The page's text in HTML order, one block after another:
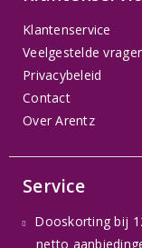
Klantenservice
Veelgestelde
Privacybeleid
Contact
Over Arentz
Service
Dooskorting bij
netto